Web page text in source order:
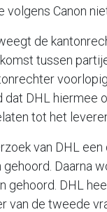
Canon
de
tussen
DHL hiermee
tot het
van DHL
Daarna
gehoord. DHL
van de tweede